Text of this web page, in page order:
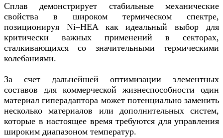
Сплав демонстрирует стабильные механические
свойства в широком термическом спектре,
позиционируя Ni–HEA как идеальный выбор для
критически важных применений в секторах,
сталкивающихся со значительными термическими
колебаниями.
За счет дальнейшей оптимизации элементных
составов для коммерческой жизнеспособности один
материал гиперадаптора может потенциально заменить
несколько материалов или дополнительных систем,
которые в настоящее время требуются для управления
широким диапазоном температур.